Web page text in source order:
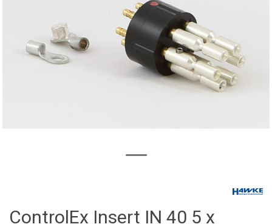
ControlEx Insert IN 40 5 x